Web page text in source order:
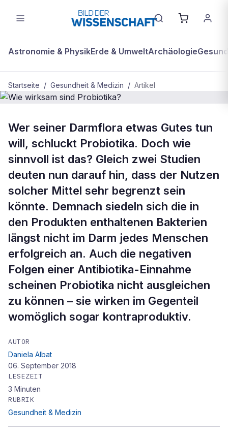
Astronomie & PhysikErde & UmweltArchäologie
Startseite / Gesundheit & Medizin / Artikel
Wie wirksam sind Probiotika?
Wer seiner Darmflora etwas Gutes tun
will, schluckt Probiotika. Doch wie
sinnvoll ist das? Gleich zwei Studien
deuten nun darauf hin, dass der Nutzen
solcher Mittel sehr begrenzt sein
könnte. Demnach siedeln sich die in
den Produkten enthaltenen Bakterien
längst nicht im Darm jedes Menschen
erfolgreich an. Auch die negativen
Folgen einer Antibiotika-Einnahme
scheinen Probiotika nicht ausgleichen
zu können – sie wirken im Gegenteil
womöglich sogar kontraproduktiv.
AUTOR
Daniela Albat
06. September 2018
LESEZEIT
3 Minuten
RUBRIK
Gesundheit & Medizin